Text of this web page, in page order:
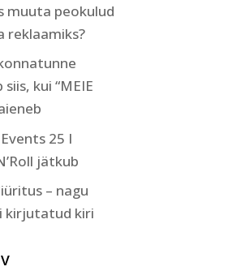
muuta peokulud
reklaamiks?
siis, kui “MEIE
25 I
jätkub
– nagu
kirjutatud kiri